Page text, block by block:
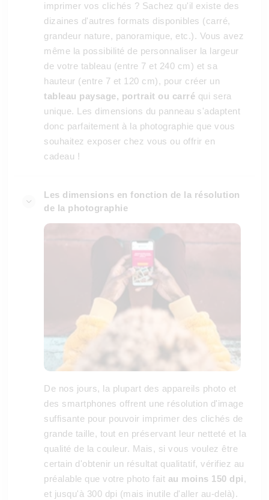
imprimer vos clichés ? Sachez qu'il existe des
dizaines d'autres formats disponibles (carré,
grandeur nature, panoramique, etc.). Vous avez
même la possibilité de personnaliser la largeur
de votre tableau (entre 7 et 240 cm) et sa
hauteur (entre 7 et 120 cm), pour créer un
tableau paysage, portrait ou carré qui sera
unique. Les dimensions du panneau s'adaptent
donc parfaitement à la photographie que vous
souhaitez exposer chez vous ou offrir en
cadeau !
Les dimensions en fonction de la résolution
de la photographie
De nos jours, la plupart des appareils photo et
des smartphones offrent une résolution d'image
suffisante pour pouvoir imprimer des clichés de
grande taille, tout en préservant leur netteté et la
qualité de la couleur. Mais, si vous voulez être
certain d'obtenir un résultat qualitatif, vérifiez au
préalable que votre photo fait au moins 150 dpi,
et jusqu'à 300 dpi (mais inutile d'aller au-delà).